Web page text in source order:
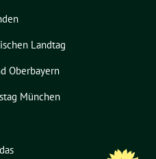
Landtag
Oberbayern
München